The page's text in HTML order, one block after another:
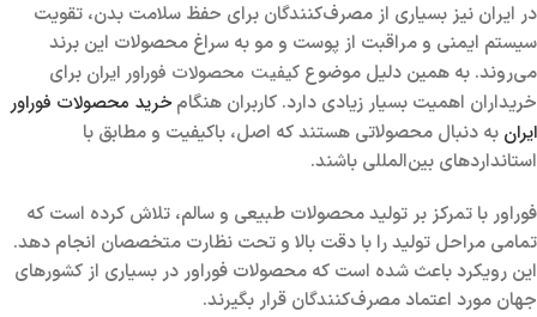
در ایران نیز بسیاری از مصرف‌کنندگان برای حفظ سلامت بدن، تقویت
سیستم ایمنی و مراقبت از پوست و مو به سراغ محصولات این برند
می‌روند. به همین دلیل موضوع کیفیت محصولات فوراور ایران برای
خریداران اهمیت بسیار زیادی دارد. کاربران هنگامخرید محصولات فوراور
ایران به دنبال محصولاتی هستند که اصل، باکیفیت و مطابق با
استانداردهای بین‌المللی باشند.
فوراور با تمرکز بر تولید محصولات طبیعی و سالم، تلاش کرده است که
تمامی مراحل تولید را با دقت بالا و تحت نظارت متخصصان انجام دهد.
این رویکرد باعث شده است که محصولات فوراور در بسیاری از کشورهای
جهان مورد اعتماد مصرف‌کنندگان قرار بگیرند.